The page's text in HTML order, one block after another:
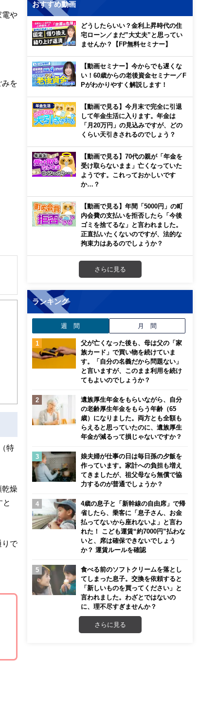
電や
みを
き
特
乾燥
と
りで
おすすめ動画
どうしたらいい？金利上昇時代の住
宅ローン／まだ”大丈夫”と思ってい
ませんか？【FP無料セミナー】
【動画セミナー】今からでも遅くな
い！60歳からの老後資金セミナー／F
Pがわかりやすく解説します！
【動画で見る】今月末で完全に引退
して年金生活に入ります。年金は
「月20万円」の見込みですが、どの
くらい天引きされるのでしょう？
【動画で見る】70代の親が「年金を
受け取らないまま」亡くなっていた
ようです。これっておかしいです
か…？
【動画で見る】年間「5000円」の町
内会費の支払いを拒否したら「今後
ゴミを捨てるな」と言われました。
正直払いたくないのですが、法的な
拘束力はあるのでしょうか？
さらに見る
ランキング
週 間 月 間
父が亡くなった後も、母は父の「家
族カード」で買い物を続けていま
す。「自分の名義だから問題ない」
と言いますが、このまま利用を続け
てもよいのでしょうか？
遺族厚生年金をもらいながら、自分
の老齢厚生年金をもらう年齢（65
歳）になりました。両方とも全額も
らえると思っていたのに、遺族厚生
年金が減るって損じゃないですか？
娘夫婦が仕事の日は毎日孫の夕飯を
作っています。家計への負担も増え
てきましたが、祖父母なら無償で協
力するのが普通でしょうか？
4歳の息子と「新幹線の自由席」で帰
省したら、乗客に「息子さん、お金
払ってないから座れないよ」と言わ
れた！ こども運賃“約7000円”払わな
いと、席は確保できないでしょう
か？ 運賃ルールを確認
食べる前のソフトクリームを落とし
てしまった息子。交換を依頼すると
「新しいものを買ってください」と
言われました。わざとではないの
に、理不尽すぎませんか？
さらに見る